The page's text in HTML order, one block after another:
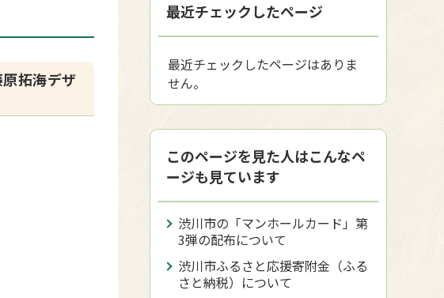
拓海デザ
最近チェックしたページ
最近チェックしたページはありま
せん。
このページを見た人はこんなペ
ージも見ています
渋川市の「マンホールカード」第
3弾の配布について
渋川市ふるさと応援寄附金（ふる
さと納税）について